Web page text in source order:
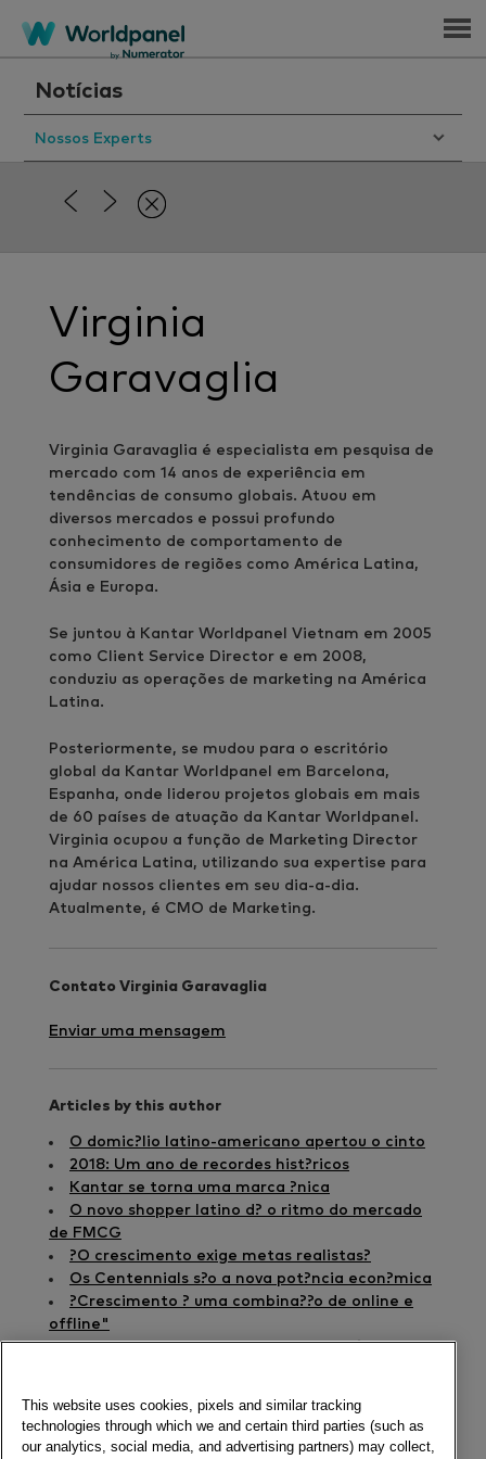
Menu
Notícias
Nossos Experts
Virginia
Garavaglia
Virginia Garavaglia é especialista em pesquisa de
mercado com 14 anos de experiência em
tendências de consumo globais. Atuou em
diversos mercados e possui profundo
conhecimento de comportamento de
consumidores de regiões como América Latina,
Ásia e Europa.
Se juntou à Kantar Worldpanel Vietnam em 2005
como Client Service Director e em 2008,
conduziu as operações de marketing na América
Latina.
Posteriormente, se mudou para o escritório
global da Kantar Worldpanel em Barcelona,
Espanha, onde liderou projetos globais em mais
de 60 países de atuação da Kantar Worldpanel.
Virginia ocupou a função de Marketing Director
na América Latina, utilizando sua expertise para
ajudar nossos clientes em seu dia-a-dia.
Atualmente, é CMO de Marketing.
Contato Virginia Garavaglia
Enviar uma mensagem
Articles by this author
O domic?lio latino-americano apertou o cinto
2018: Um ano de recordes hist?ricos
Kantar se torna uma marca ?nica
O novo shopper latino d? o ritmo do mercado
de FMCG
?O crescimento exige metas realistas?
Os Centennials s?o a nova pot?ncia econ?mica
?Crescimento ? uma combina??o de online e
offline"
Paul Murphy: ?As pessoas n?o s?o t?o fi?is a
A nova cara do varejo
Encontre as oportunidades de crescimento
This website uses cookies, pixels and similar tracking
technologies through which we and certain third parties (such as
our analytics, social media, and advertising partners) may collect,